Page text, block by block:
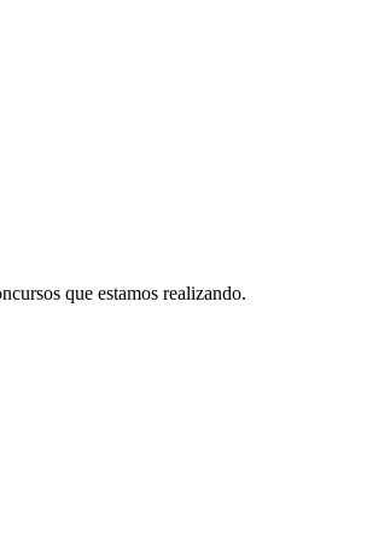
que estamos realizando.